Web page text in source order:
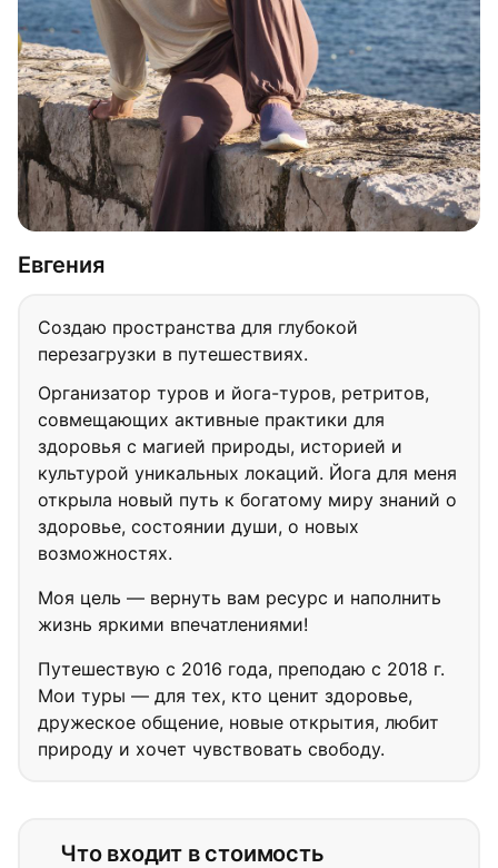
Евгения
Создаю пространства для глубокой
перезагрузки в путешествиях.
Организатор туров и йога-туров, ретритов,
совмещающих активные практики для
здоровья с магией природы, историей и
культурой уникальных локаций. Йога для меня
открыла новый путь к богатому миру знаний о
здоровье, состоянии души, о новых
возможностях.
Моя цель — вернуть вам ресурс и наполнить
жизнь яркими впечатлениями!
Путешествую с 2016 года, преподаю с 2018 г.
Мои туры — для тех, кто ценит здоровье,
дружеское общение, новые открытия, любит
природу и хочет чувствовать свободу.
Что входит в стоимость